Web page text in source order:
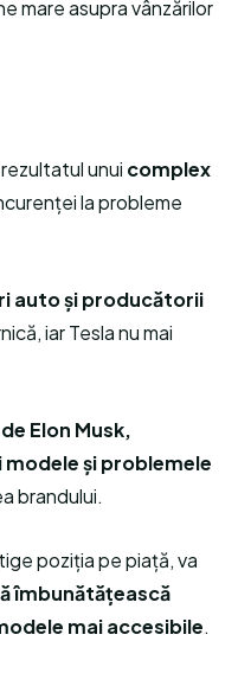
mare asupra vânzărilor
unui complex
la probleme
auto și producătorii
iar Tesla nu mai
Elon Musk,
și problemele
brandului.
poziția pe piață, va
îmbunătățească
mai accesibile.